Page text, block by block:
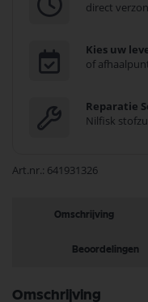
direct
Kies uw
of
Reparatie
Nilfisk
Art.nr. 641931326
Omschrijving
Beoordelingen
Omschrijving